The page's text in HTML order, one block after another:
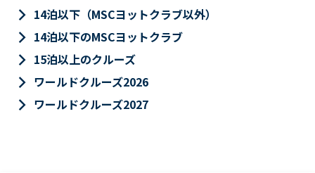
keyboard_arrow_right 14泊以下（MSCヨットクラブ以外）
keyboard_arrow_right 14泊以下のMSCヨットクラブ
keyboard_arrow_right 15泊以上のクルーズ
keyboard_arrow_right ワールドクルーズ2026
keyboard_arrow_right ワールドクルーズ2027